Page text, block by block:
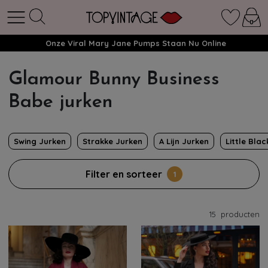
Onze Viral Mary Jane Pumps Staan Nu Online
Glamour Bunny Business
Babe jurken
Swing Jurken Strakke Jurken A Lijn Jurken Little
Filter en sorteer 1
15 producten